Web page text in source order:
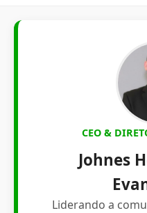
CEO &
Johnes
Liderando a